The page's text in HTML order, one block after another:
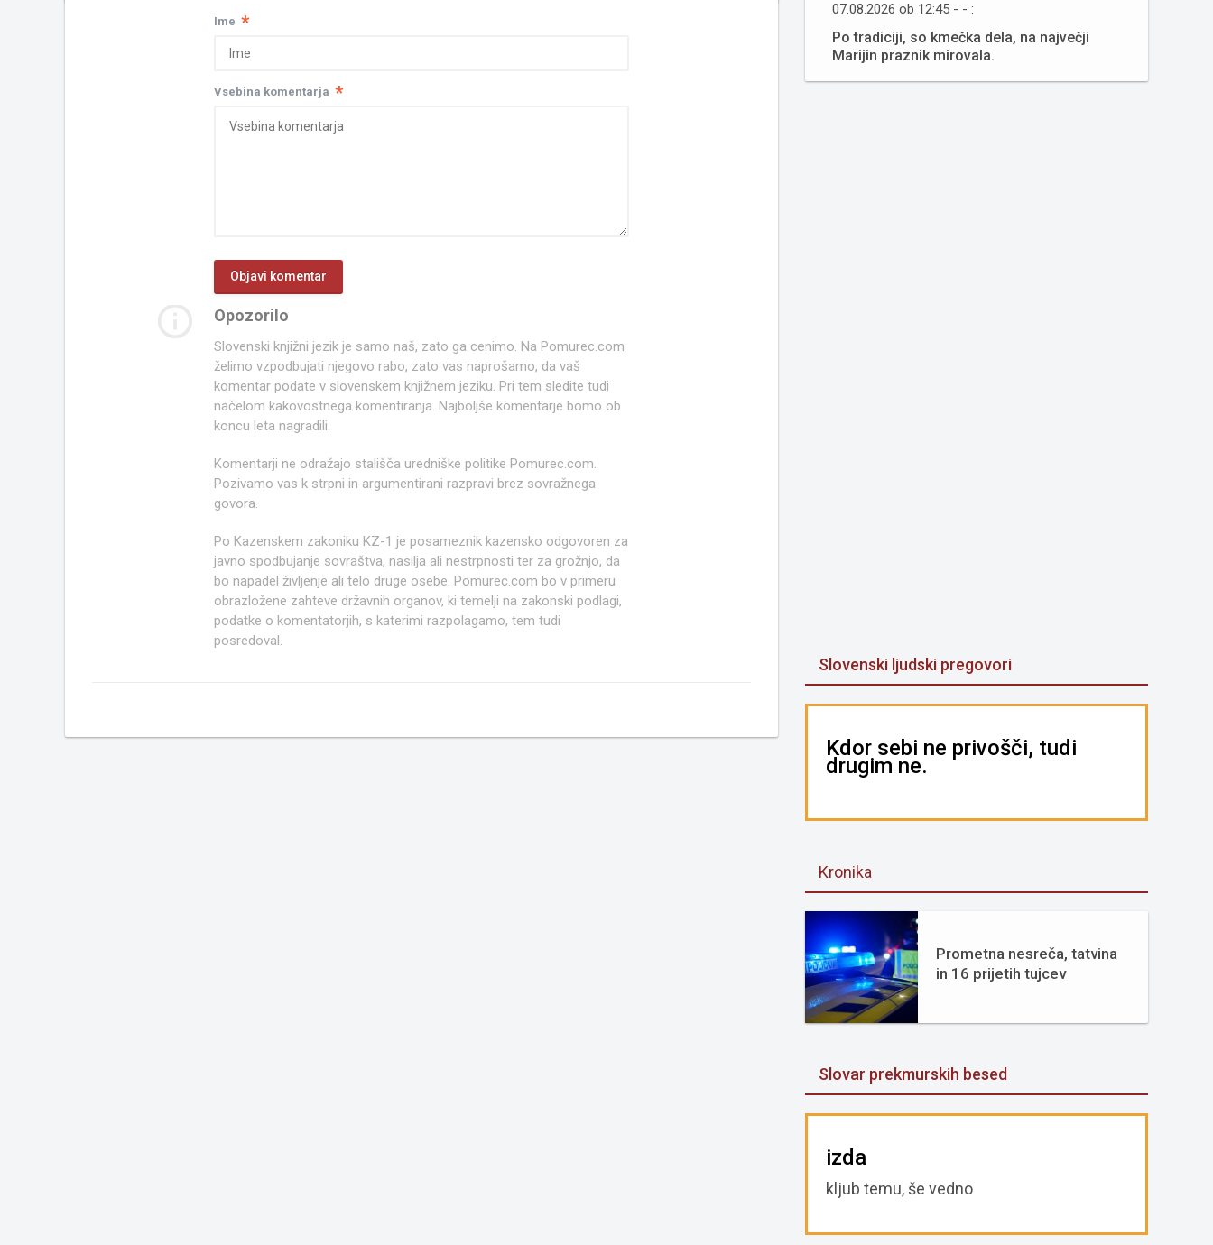
Ime *
Vsebina komentarja *
Opozorilo
Slovenski knjižni jezik je samo naš, zato ga cenimo. Na Pomurec.com
želimo vzpodbujati njegovo rabo, zato vas naprošamo, da vaš
komentar podate v slovenskem knjižnem jeziku. Pri tem sledite tudi
načelom kakovostnega komentiranja. Najboljše komentarje bomo ob
koncu leta nagradili.
Komentarji ne odražajo stališča uredniške politike Pomurec.com.
Pozivamo vas k strpni in argumentirani razpravi brez sovražnega
govora.
Po Kazenskem zakoniku KZ-1 je posameznik kazensko odgovoren za
javno spodbujanje sovraštva, nasilja ali nestrpnosti ter za grožnjo, da
bo napadel življenje ali telo druge osebe. Pomurec.com bo v primeru
obrazložene zahteve državnih organov, ki temelji na zakonski podlagi,
podatke o komentatorjih, s katerimi razpolagamo, tem tudi
posredoval.
07.08.2026 ob 12:45 - - :
Po tradiciji, so kmečka dela, na največji
Marijin praznik mirovala.
Slovenski ljudski pregovori
Kdor sebi ne privošči, tudi
drugim ne.
Kronika
Prometna nesreča, tatvina
in 16 prijetih tujcev
Slovar prekmurskih besed
izda
kljub temu, še vedno